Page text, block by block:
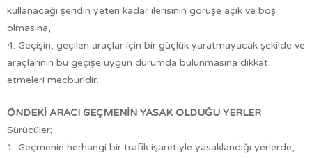
kullanacağı şeridin yeteri kadar ilerisinin görüşe açık ve boş
olmasına,
4. Geçişin, geçilen araçlar için bir güçlük yaratmayacak şekilde ve
araçlarının bu geçişe uygun durumda bulunmasına dikkat
etmeleri mecburidir.
ÖNDEKİ ARACI GEÇMENİN YASAK OLDUĞU YERLER
Sürücüler;
1. Geçmenin herhangi bir trafik işaretiyle yasaklandığı yerlerde,